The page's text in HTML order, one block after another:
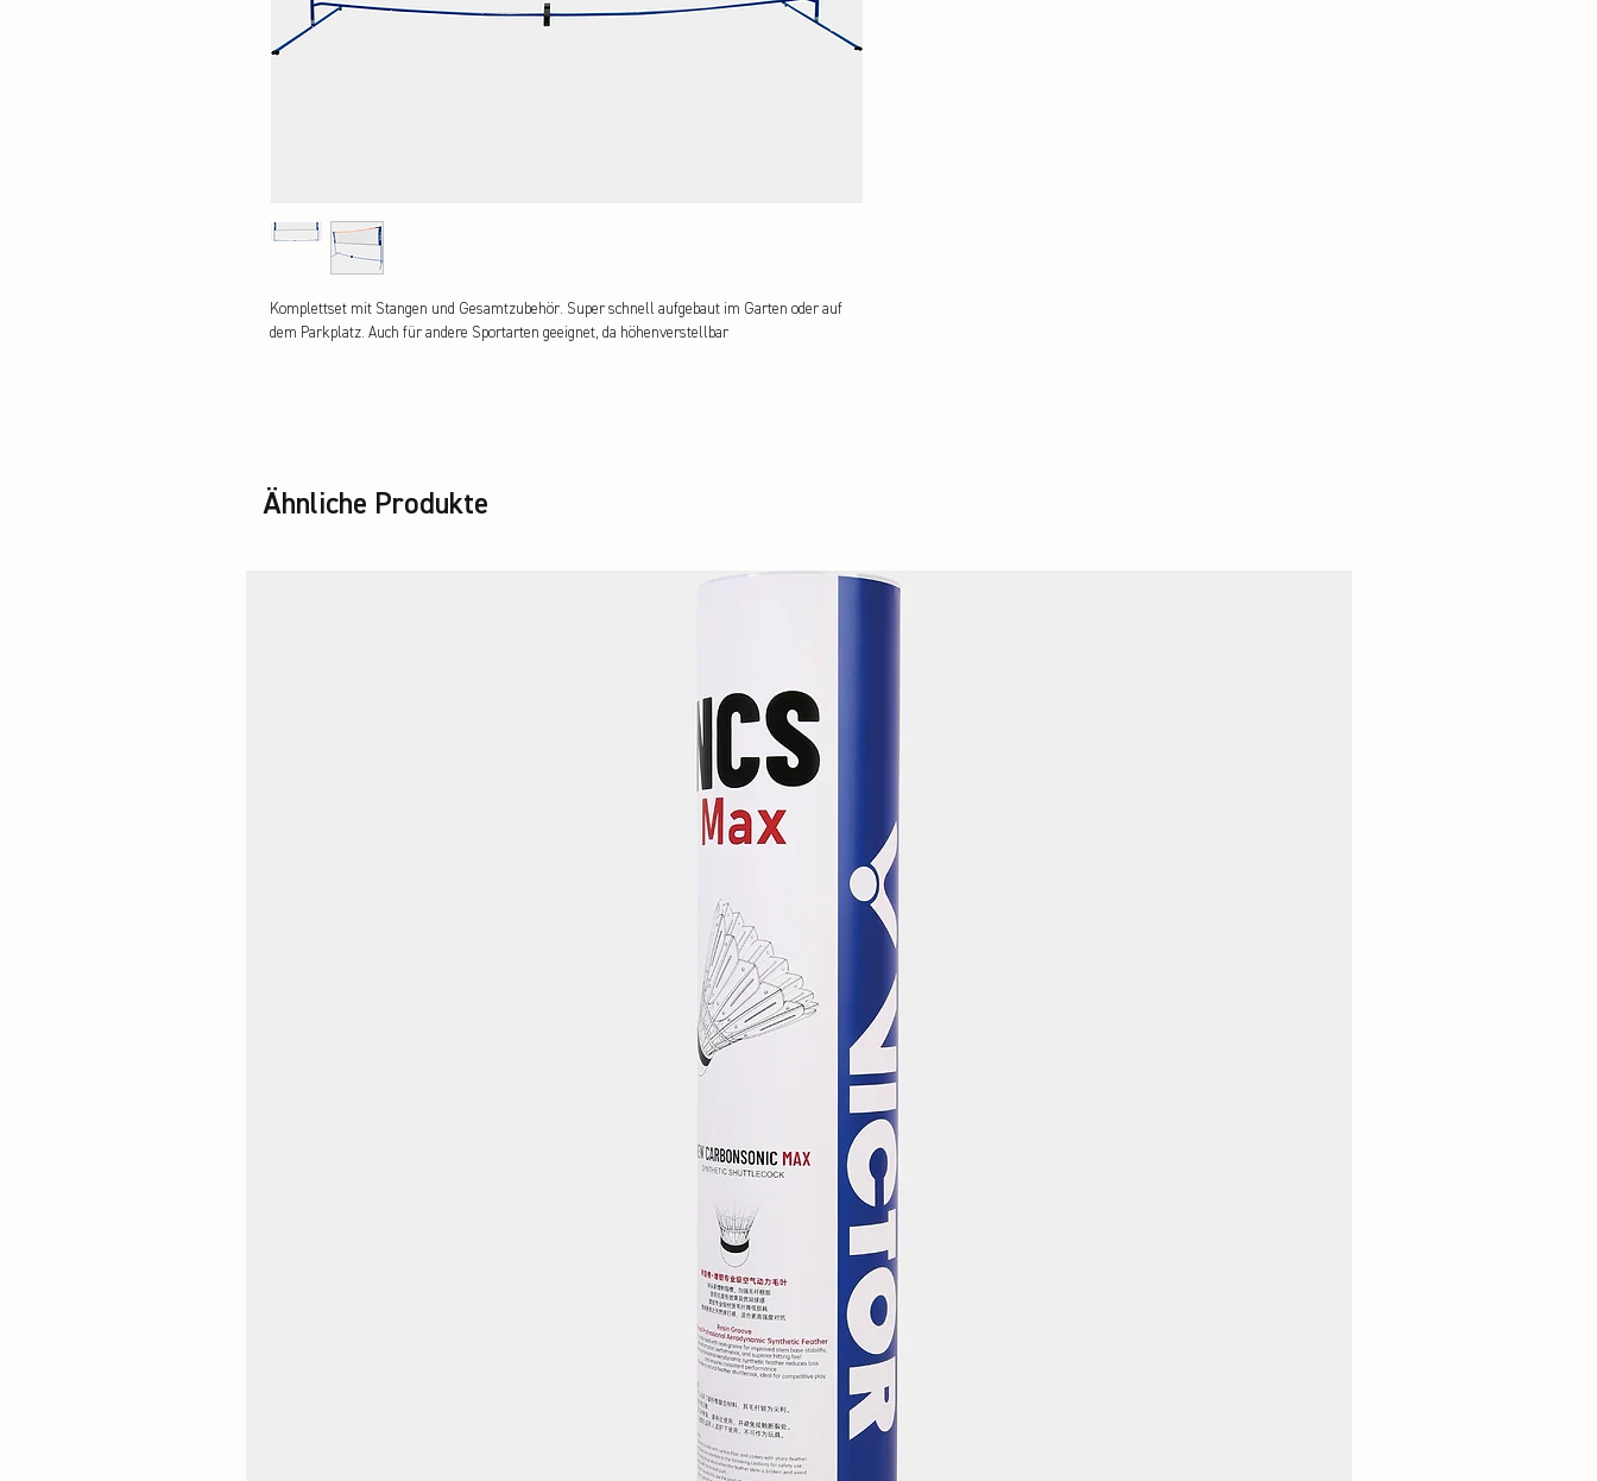
Komplettset mit Stangen und Gesamtzubehör. Super schnell aufgebaut im Garten oder auf
dem Parkplatz. Auch für andere Sportarten geeignet, da höhenverstellbar
Ähnliche Produkte